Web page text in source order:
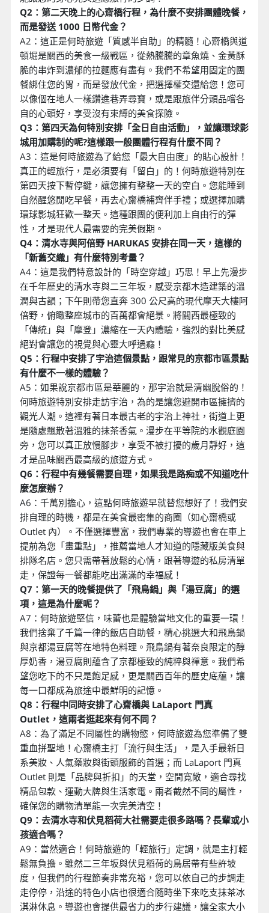
Q2：第二天晚上的心齋橋行程，為什麼不安排團體晚餐，
而是發送 1000 日幣代金？
A2：這正是何時旅遊「質感半自助」的精髓！心齋橋與道
頓堀是關西的美食一級戰區，從熱騰騰的章魚燒、金黃酥
脆的串炸到濃郁的拉麵應有盡有。我們不希望用固定的團
餐綁住您的胃，而是發放代金，把選擇權交還給您！您可
以像個在地人一樣鑽進巷弄尋寶，或是跟旅伴分頭品嚐各
自的心頭好，享受沒有束縛的美食探險。
Q3：第四天為何特別安排「全日自由活動」，並讓環球影
城用加購制的呢?這樣跟一般團體行程有什麼不同？
A3：這是何時旅遊為了給您「最大自由度」的貼心設計！
真正的輕旅行，是必須要有「留白」的！何時旅遊特別在
第四天按下暫停鍵，讓您擁有整整一天的空白。您能睡到
自然醒悠閒吃早餐，再去心齋橋補齊伴手禮；或選擇加購
環球影城狂歡一整天。這種跟團的便利加上自由行的彈
性，才是現代人最需要的完美假期。
Q4：清水寺與阿倍野 HARUKAS 安排在同一天，這樣的
「新舊交織」有什麼特別考量？
A4：這是我們特意設計的「時空穿越」巧思！早上先漫步
在千年歷史的清水寺與二三年坂，感受京都木造建築的溫
潤與古韻；下午則帶您直奔 300 公尺高的現代摩天大樓阿
倍野，俯瞰整座城市的百萬都會絕景。將關西最極致的
「傳統」與「摩登」濃縮在一天內體驗，強烈的對比美感
絕對會讓您的視覺與心靈大呼過癮！
Q5：行程中安排了宇治這個景點，跟常見的京都市區景點
有什麼不一樣的體驗？
A5：如果說京都市區是華麗的，那宇治就是清幽脫俗的！
何時旅遊特別安排走訪宇治，為的是讓您避開市區擁擠的
觀光人潮。這裡有著日本最古老的宇治上神社，街道上更
是隨處飄散著溫雅的抹茶香氣。漫步在平等院的水觀庭園
旁，您可以真正放慢腳步，享受不被打擾的歲月靜好，這
才是品味關西最高級的旅遊方式。
Q6：行程中有幾餐需要自理，如果我是路痴或不知道吃什
麼怎麼辦？
A6：千萬別擔心，這點何時旅遊早就替您想好了！我們安
排自理的時機，都是在美食最密集的商圈（如心齋橋或
Outlet 內）。不僅選擇豐富，我們專業的導遊也會在車上
提前為您「畫重點」，推薦當地人才知道的隱藏版美食與
排隊名店。您只需帶著放鬆的心情，跟著導遊的私房清單
走，保證每一餐都能吃出滿滿的幸福感！
Q7：第一天的晚餐提供了「飛鳥鍋」與「湯豆腐」的選
項，這是為什麼呢？
A7：何時旅遊堅信，味蕾也是體驗當地文化的重要一環！
我們捨棄了千篇一律的飯店自助餐，精心挑選大和飛鳥鍋
與京都湯豆腐等在地特色料理。飛鳥鍋有著奈良限定的醇
厚奶香，湯豆腐則蘊含了京都極致的純粹與禪意。我們希
望您吃下的不只是飽足感，更是關西百年的歷史底蘊，讓
每一口都成為旅途中最鮮明的記憶。
Q8：行程中同時安排了心齋橋與 LaLaport 門真
Outlet，這兩者逛起來有何不同？
A8：為了滿足不同屬性的購物慾，何時旅遊為您準備了雙
重血拼聖地！心齋橋主打「流行與生活」，是入手最新日
系美妝、人氣藥妝與街頭服飾的首選；而 LaLaport 門真
Outlet 則是「品牌與折扣」的天堂，空間寬敞，適合尋找
精品包款、運動大牌與生活家電。兩者截然不同的屬性，
確保您的購物清單能一次完美清空！
Q9：去清水寺和伏見稻荷大社需要走很多路嗎？長輩或小
孩適合嗎？
A9：當然適合！何時旅遊的「輕旅行」定調，就是主打輕
鬆無負擔。雖然二三年坂與伏見稻荷的鳥居帶有些許坡
度，但我們的行程節奏非常充裕，您可以依自己的步調走
走停停，沿途的特色小店也很適合隨時坐下來吃支抹茶冰
淇淋休息。導遊也會提供最省力的步行建議，讓全家大小